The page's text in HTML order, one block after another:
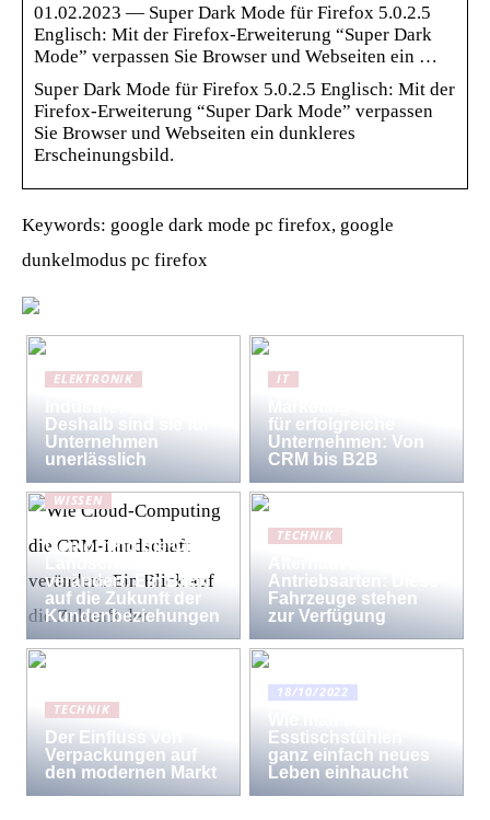
01.02.2023 — Super Dark Mode für Firefox 5.0.2.5
Englisch: Mit der Firefox-Erweiterung “Super Dark
Mode” verpassen Sie Browser und Webseiten ein …
Super Dark Mode für Firefox 5.0.2.5 Englisch: Mit der
Firefox-Erweiterung “Super Dark Mode” verpassen
Sie Browser und Webseiten ein dunkleres
Erscheinungsbild.
Keywords: google dark mode pc firefox, google
dunkelmodus pc firefox
ELEKTRONIK
Deshalb sind sie für
Unternehmen
unerlässlich
IT
für erfolgreiche
Unternehmen: Von
CRM bis B2B
WISSEN
Computing die CRM-
verändert: Ein Blick
auf die Zukunft der
Kundenbeziehungen
TECHNIK
Antriebsarten: Diese
Fahrzeuge stehen
zur Verfügung
TECHNIK
Der Einfluss von
Verpackungen auf
den modernen Markt
18/10/2022
Esstischstühlen
ganz einfach neues
Leben einhaucht